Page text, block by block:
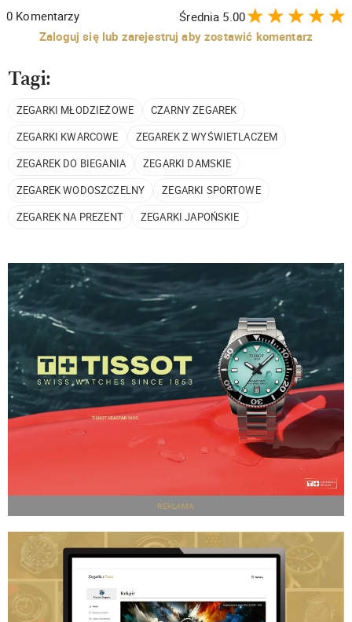
0 Komentarzy Średnia 5.00
Zaloguj się lub zarejestruj aby zostawić komentarz
Tagi:
ZEGARKI MŁODZIEŻOWE
CZARNY ZEGAREK
ZEGARKI KWARCOWE
ZEGAREK Z WYŚWIETLACZEM
ZEGAREK DO BIEGANIA
ZEGARKI DAMSKIE
ZEGAREK WODOSZCZELNY
ZEGARKI SPORTOWE
ZEGAREK NA PREZENT
ZEGARKI JAPOŃSKIE
REKLAMA